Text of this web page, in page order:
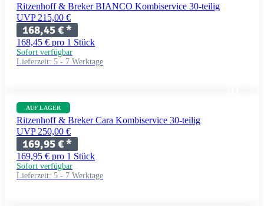
Ritzenhoff & Breker BIANCO Kombiservice 30-teilig
UVP 215,00 €
168,45 €*
168,45 € pro 1 Stück
Sofort verfügbar
Lieferzeit: 5 - 7 Werktage
AUF LAGER
Ritzenhoff & Breker Cara Kombiservice 30-teilig
UVP 250,00 €
169,95 €*
169,95 € pro 1 Stück
Sofort verfügbar
Lieferzeit: 5 - 7 Werktage